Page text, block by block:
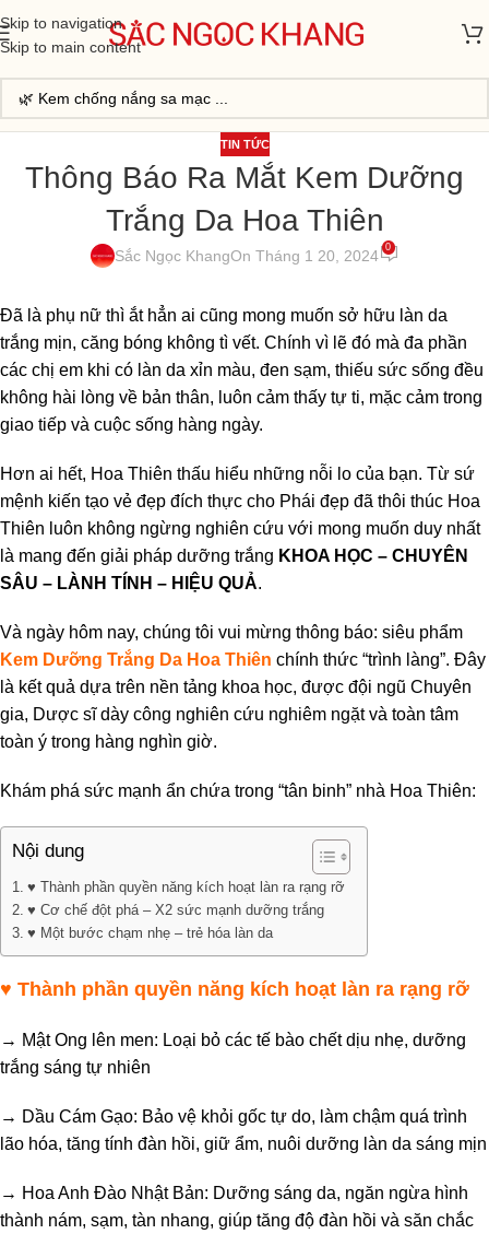
Skip to navigation
Skip to main content
TIN TỨC
Thông Báo Ra Mắt Kem Dưỡng
Trắng Da Hoa Thiên
Sắc Ngọc KhangOn Tháng 1 20, 2024 0
Đã là phụ nữ thì ắt hẳn ai cũng mong muốn sở hữu làn da
trắng mịn, căng bóng không tì vết. Chính vì lẽ đó mà đa phần
các chị em khi có làn da xỉn màu, đen sạm, thiếu sức sống đều
không hài lòng về bản thân, luôn cảm thấy tự ti, mặc cảm trong
giao tiếp và cuộc sống hàng ngày.
Hơn ai hết, Hoa Thiên thấu hiểu những nỗi lo của bạn. Từ sứ
mệnh kiến tạo vẻ đẹp đích thực cho Phái đẹp đã thôi thúc Hoa
Thiên luôn không ngừng nghiên cứu với mong muốn duy nhất
là mang đến giải pháp dưỡng trắng KHOA HỌC – CHUYÊN
SÂU – LÀNH TÍNH – HIỆU QUẢ.
Và ngày hôm nay, chúng tôi vui mừng thông báo: siêu phẩm
Kem Dưỡng Trắng Da Hoa Thiên chính thức “trình làng”. Đây
là kết quả dựa trên nền tảng khoa học, được đội ngũ Chuyên
gia, Dược sĩ dày công nghiên cứu nghiêm ngặt và toàn tâm
toàn ý trong hàng nghìn giờ.
Khám phá sức mạnh ẩn chứa trong “tân binh” nhà Hoa Thiên:
Nội dung
♥ Thành phần quyền năng kích hoạt làn ra rạng rỡ
♥ Cơ chế đột phá – X2 sức mạnh dưỡng trắng
♥ Một bước chạm nhẹ – trẻ hóa làn da
♥ Thành phần quyền năng kích hoạt làn ra rạng rỡ
→ Mật Ong lên men: Loại bỏ các tế bào chết dịu nhẹ, dưỡng
trắng sáng tự nhiên
→ Dầu Cám Gạo: Bảo vệ khỏi gốc tự do, làm chậm quá trình
lão hóa, tăng tính đàn hồi, giữ ẩm, nuôi dưỡng làn da sáng mịn
→ Hoa Anh Đào Nhật Bản: Dưỡng sáng da, ngăn ngừa hình
thành nám, sạm, tàn nhang, giúp tăng độ đàn hồi và săn chắc